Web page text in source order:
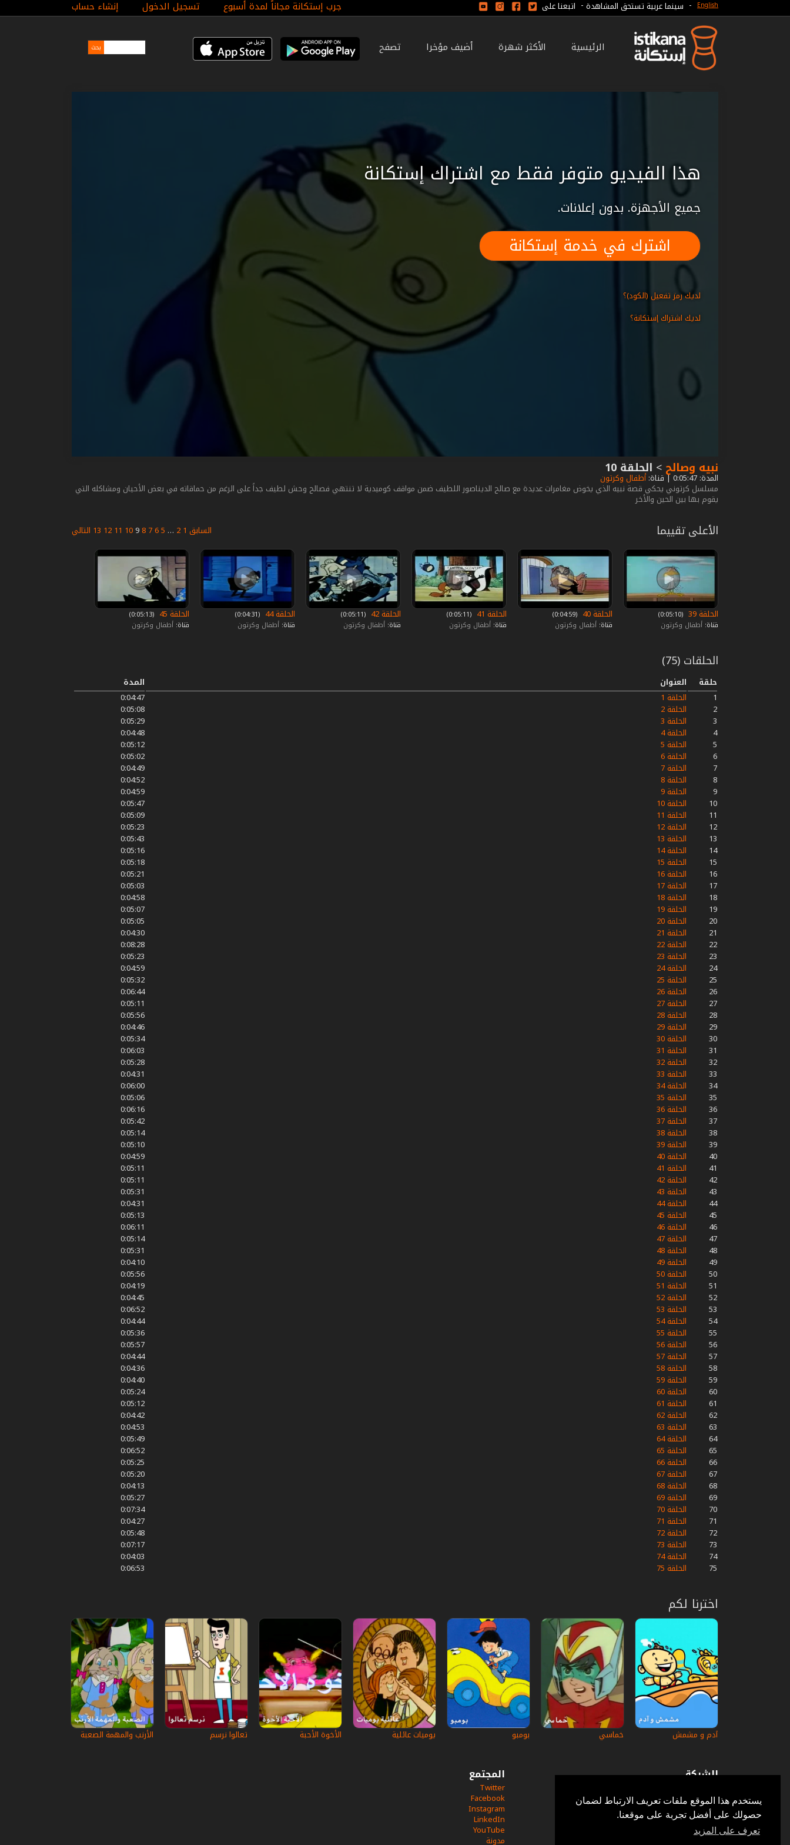
يستخدم هذا الموقع ملفات تعريف الارتباط لضمان
حصولك على أفضل تجربة على موقعنا.
تعرف على المزيد
جرب إستكانة مجاناً لمدة أسبوع تسجيل الدخول إنشاء حساب English
- سينما عربية تستحق المشاهدة - اتبعنا على
الرئيسية الأكثر شهرة أضيف مؤخرا تصفح
هذا الفيديو متوفر فقط مع اشتراك إستكانة
جميع الأجهزة. بدون إعلانات.
اشترك في خدمة إستكانة
لديك رمز تفعيل (الكود)؟
لديك اشتراك إستكانة؟
نبيه وصالح > الحلقة 10
المدة: 0:05:47 | قناة: أطفال وكرتون
مسلسل كرتوني يحكي قصة نبيه الذي يخوض مغامرات عديدة مع صالح الديناصور اللطيف ضمن مواقف كوميدية لا تنتهي فصالح وحش لطيف جداً على الرغم من حماقاته في بعض الأحيان ومشاكله التي
يقوم بها بين الحين والأخر
السابق 1
2
…
5
6
7
8
9
10
11
12
13 التالي الأعلى تقييما
الحلقة 39
‏ (0:05:10)
قناة: أطفال وكرتون
الحلقة 40
‏ (0:04:59)
قناة: أطفال وكرتون
الحلقة 41
‏ (0:05:11)
قناة: أطفال وكرتون
الحلقة 42
‏ (0:05:11)
قناة: أطفال وكرتون
الحلقة 44
‏ (0:04:31)
قناة: أطفال وكرتون
الحلقة 45
‏ (0:05:13)
قناة: أطفال وكرتون
الحلقات (75)
حلقة العنوان
المدة
1
الحلقة 1
0:04:47
2
الحلقة 2
0:05:08
3
الحلقة 3
0:05:29
4
الحلقة 4
0:04:48
5
الحلقة 5
0:05:12
6
الحلقة 6
0:05:02
7
الحلقة 7
0:04:49
8
الحلقة 8
0:04:52
9
الحلقة 9
0:04:59
10
الحلقة 10
0:05:47
11
الحلقة 11
0:05:09
12
الحلقة 12
0:05:23
13
الحلقة 13
0:05:43
14
الحلقة 14
0:05:16
15
الحلقة 15
0:05:18
16
الحلقة 16
0:05:21
17
الحلقة 17
0:05:03
18
الحلقة 18
0:04:58
19
الحلقة 19
0:05:07
20
الحلقة 20
0:05:05
21
الحلقة 21
0:04:30
22
الحلقة 22
0:08:28
23
الحلقة 23
0:05:23
24
الحلقة 24
0:04:59
25
الحلقة 25
0:05:32
26
الحلقة 26
0:06:44
27
الحلقة 27
0:05:11
28
الحلقة 28
0:05:56
29
الحلقة 29
0:04:46
30
الحلقة 30
0:05:34
31
الحلقة 31
0:06:03
32
الحلقة 32
0:05:28
33
الحلقة 33
0:04:31
34
الحلقة 34
0:06:00
35
الحلقة 35
0:05:06
36
الحلقة 36
0:06:16
37
الحلقة 37
0:05:42
38
الحلقة 38
0:05:14
39
الحلقة 39
0:05:10
40
الحلقة 40
0:04:59
41
الحلقة 41
0:05:11
42
الحلقة 42
0:05:11
43
الحلقة 43
0:05:31
44
الحلقة 44
0:04:31
45
الحلقة 45
0:05:13
46
الحلقة 46
0:06:11
47
الحلقة 47
0:05:14
48
الحلقة 48
0:05:31
49
الحلقة 49
0:04:10
50
الحلقة 50
0:05:56
51
الحلقة 51
0:04:19
52
الحلقة 52
0:04:45
53
الحلقة 53
0:06:52
54
الحلقة 54
0:04:44
55
الحلقة 55
0:05:36
56
الحلقة 56
0:05:57
57
الحلقة 57
0:04:44
58
الحلقة 58
0:04:36
59
الحلقة 59
0:04:40
60
الحلقة 60
0:05:24
61
الحلقة 61
0:05:12
62
الحلقة 62
0:04:42
63
الحلقة 63
0:04:53
64
الحلقة 64
0:05:49
65
الحلقة 65
0:06:52
66
الحلقة 66
0:05:25
67
الحلقة 67
0:05:20
68
الحلقة 68
0:04:13
69
الحلقة 69
0:05:27
70
الحلقة 70
0:07:34
71
الحلقة 71
0:04:27
72
الحلقة 72
0:05:48
73
الحلقة 73
0:07:17
74
الحلقة 74
0:04:03
75
الحلقة 75 0:06:53
اخترنا لكم
آدم و مشمش خماسي بومبو يوميات عائلية الأخوة الأحبة تعالوا نرسم الأرنب والمهمة الصعبة
الشركة
أسئلة وأجوبة
في الإعلام
خدمة الزبائن
إتصل بنا
المجتمع
Twitter
Facebook
Instagram
LinkedIn
YouTube
مدونة